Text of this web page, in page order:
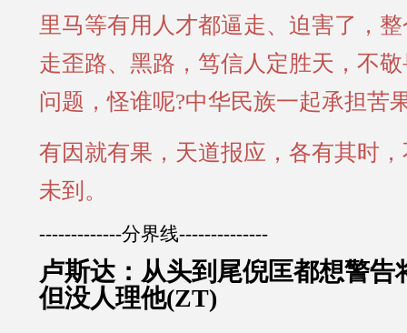
里马等有用人才都逼走、迫害了，
走歪路、黑路，笃信人定胜天，不
问题，怪谁呢?中华民族一起承担苦
有因就有果，天道报应，各有其时
未到。
-------------分界线--------------
卢斯达：从头到尾倪匡都想警告
但没人理他(ZT)